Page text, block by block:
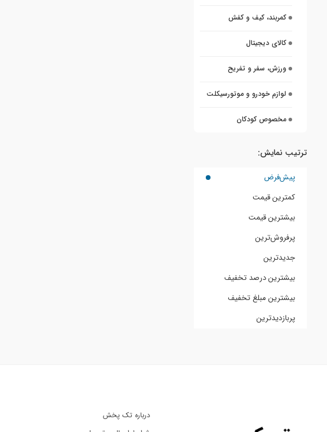
کمربند، کیف و کفش
کالای دیجیتال
ورزش، سفر و تفریح
لوازم خودرو و موتورسیکلت
مخصوص کودکان
ترتیب نمایش:
پیش‌فرض
کمترین قیمت
بیشترین قیمت
پرفروش‌ترین
جدیدترین
بیشترین درصد تخفیف
بیشترین مبلغ تخفیف
پربازدیدترین
درباره تک پخش